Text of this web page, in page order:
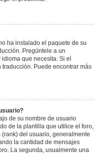
ha instalado el paquete de su
Pregúntele a un
que necesita. Si el
Puede encontrar más
de su nombre de usuario
de la plantilla que utilice el foro,
del usuario, generalmente
la cantidad de mensajes
La segunda, usualmente una